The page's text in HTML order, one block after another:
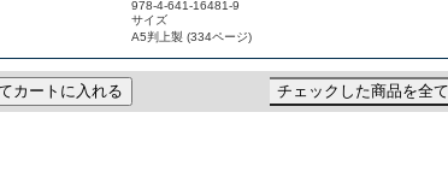
978-4-641-16481-9
サイズ
A5判上製 (334ページ)
カートに入れる チェックした商品を全